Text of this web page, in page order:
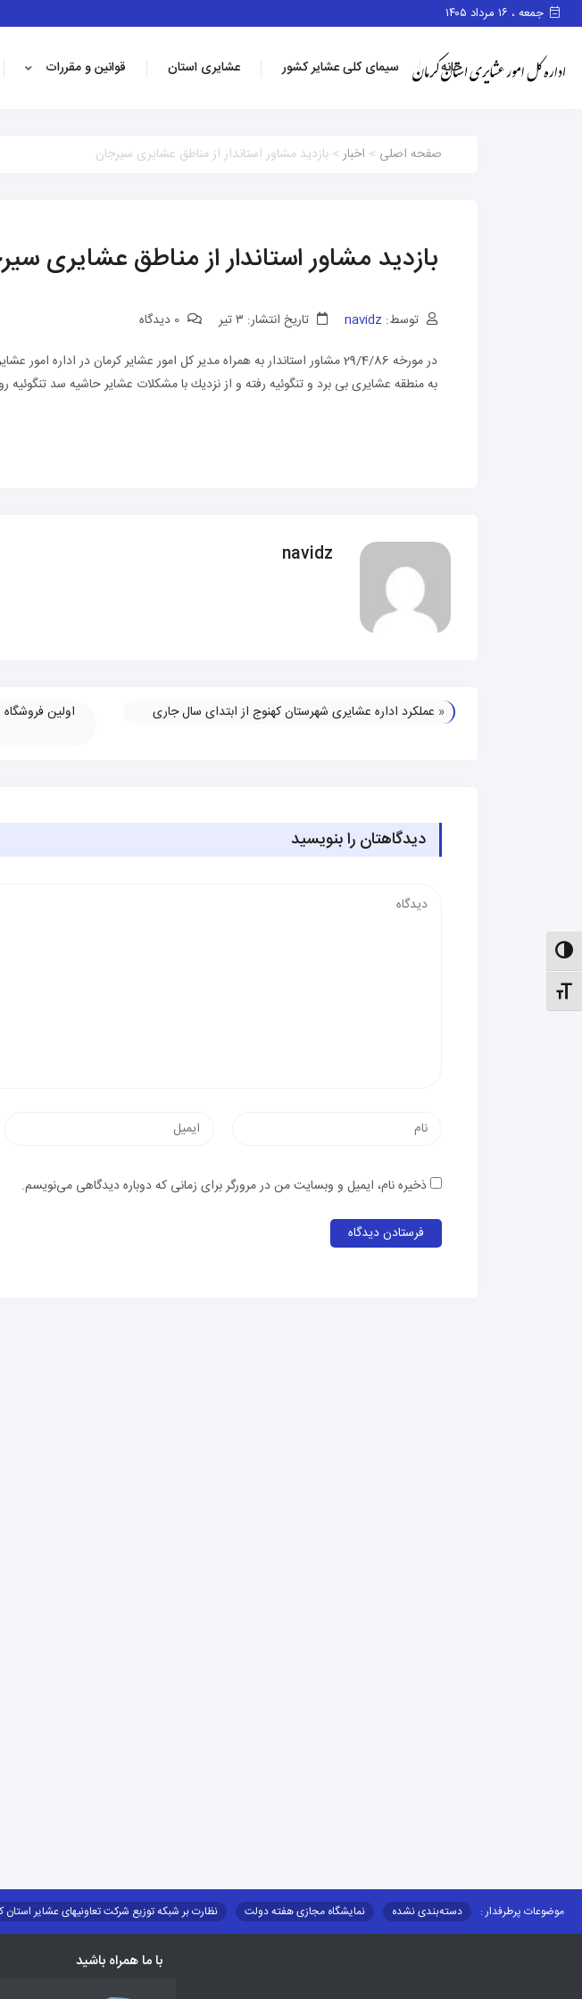
حالت کنتراست بالا
تنظیم اندازهٔ فونت
جمعه ، ۱۶ مرداد ۱۴۰۵
خانه سیمای کلی عشایر کشور عشایری استان قوانین و مقررات
صفحه اصلی > اخبار> بازدید مشاور استاندار از مناطق عشایری سیرجان
بازدید مشاور استاندار از مناطق عشایری
توسط: navidz تاریخ انتشار: ۳ تیر
در مورخه 29/4/86 مشاور استاندار به همراه مدیر كل امور عشایر كرمان در
به منطقه عشایری بی برد و تنگوئیه رفته و از نزدیك با مشكلات عشایر حاشیه سد تنگوئیه
navidz
« عملکرد اداره عشایری شهرستان کهنوج از ابتدای سال جاری
اولین
دیدگاهتان را بنویسید
پست
ذخیره نام، ایمیل و وبسایت من در مرورگر برای زمانی که دوباره دیدگاهی می‌نویسم.
موضوعات پرطرفدار : دسته‌بندی نشده نمایشگاه مجازی هفته دولت نظارت بر شبکه توزیع شرکت تعاونیهای عشایر استان
با ما همراه باشید